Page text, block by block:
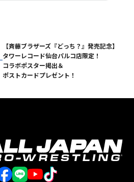
【斉藤ブラザーズ『どっち？』発売記念】
タワーレコード仙台パルコ店限定！
コラボポスター掲出＆
ポストカードプレゼント！